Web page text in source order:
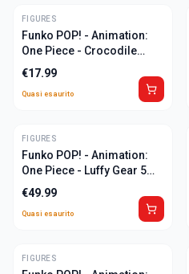
ULTIME
FIGURES
Funko POP! - Animation:
One Piece - Crocodile
[925]
€17.99
Quasi esaurito
ULTIME
FIGURES
Funko POP! - Animation:
One Piece - Luffy Gear 5
[1607] - CHASE
€49.99
Quasi esaurito
ULTIME
FIGURES